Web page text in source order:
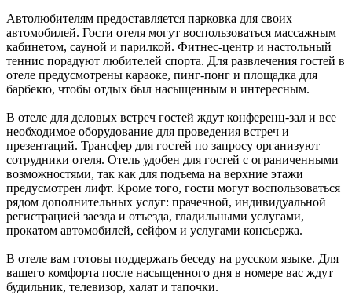
Автолюбителям предоставляется парковка для своих
автомобилей. Гости отеля могут воспользоваться массажным
кабинетом, сауной и парилкой. Фитнес-центр и настольный
теннис порадуют любителей спорта. Для развлечения гостей в
отеле предусмотрены караоке, пинг-понг и площадка для
барбекю, чтобы отдых был насыщенным и интересным.
В отеле для деловых встреч гостей ждут конференц-зал и все
необходимое оборудование для проведения встреч и
презентаций. Трансфер для гостей по запросу организуют
сотрудники отеля. Отель удобен для гостей с ограниченными
возможностями, так как для подъема на верхние этажи
предусмотрен лифт. Кроме того, гости могут воспользоваться
рядом дополнительных услуг: прачечной, индивидуальной
регистрацией заезда и отъезда, гладильными услугами,
прокатом автомобилей, сейфом и услугами консьержа.
В отеле вам готовы поддержать беседу на русском языке. Для
вашего комфорта после насыщенного дня в номере вас ждут
будильник, телевизор, халат и тапочки.